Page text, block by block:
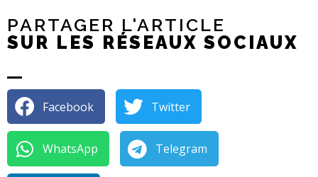
PARTAGER L'ARTICLE
SUR LES RÉSEAUX SOCIAUX
Facebook Twitter
WhatsApp Telegram